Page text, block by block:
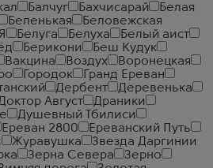
Балчуг Бахчисарай
Белая
Беленькая
Беловежская
Белуга Белуха
Белый аист
Берикони
Беш Кудук
Вакцина Воздух
Воронецкая
Городок
Гранд Ереван
Дербент
Деревенька
Август
Драники
Душевный Тбилиси
Ереван 2800
Ереванский Путь
Журавушка
Звезда Даргинии
Зерна Севера
Зерно